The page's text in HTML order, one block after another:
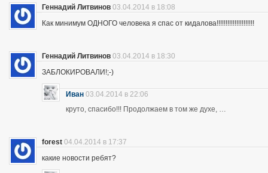
Геннадий Литвинов 03.04.2014 в 18:08
Как минимум ОДНОГО человека я спас от кидалова!!!!!!!!!!!!!!!!!!!!!
Геннадий Литвинов 03.04.2014 в 18:30
ЗАБЛОКИРОВАЛИ!;-)
Иван 03.04.2014 в 22:06
круто, спасибо!!! Продолжаем в том же духе, …
forest 04.04.2014 в 17:37
какие новости ребят?